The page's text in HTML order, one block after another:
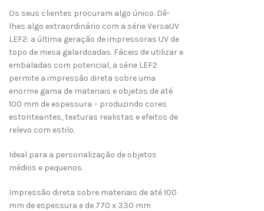
Os seus clientes procuram algo único. Dê-
lhes algo extraordinário com a série VersaUV
LEF2: a última geração de impressoras UV de
topo de mesa galardoadas. Fáceis de utilizar e
embaladas com potencial, a série LEF2
permite a impressão direta sobre uma
enorme gama de materiais e objetos de até
100 mm de espessura – produzindo cores
estonteantes, texturas realistas e efeitos de
relevo com estilo.
Ideal para a personalização de objetos
médios e pequenos.
Impressão direta sobre materiais de até 100
mm de espessura e de 770 x 330 mm